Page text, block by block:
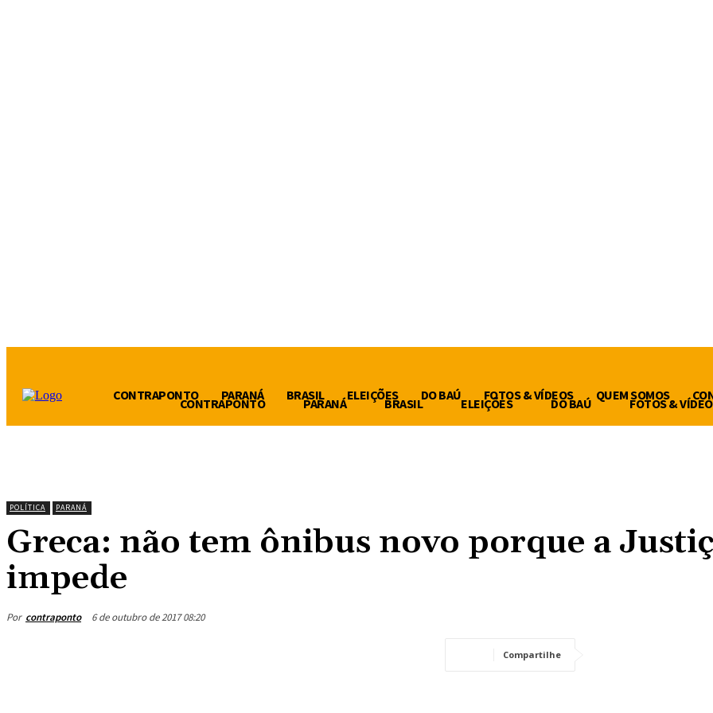
CONTRAPONTO PARANÁ BRASIL ELEIÇÕES DO BAÚ FOTOS &
CONTRAPONTO PARANÁ BRASIL ELEIÇÕES DO BAÚ FOTOS & VÍDEOS QUEM SOMOS
POLÍTICA PARANÁ
Greca: não tem ônibus novo porque a
impede
Por contraponto 6 de outubro de 2017 08:20
Compartilhe